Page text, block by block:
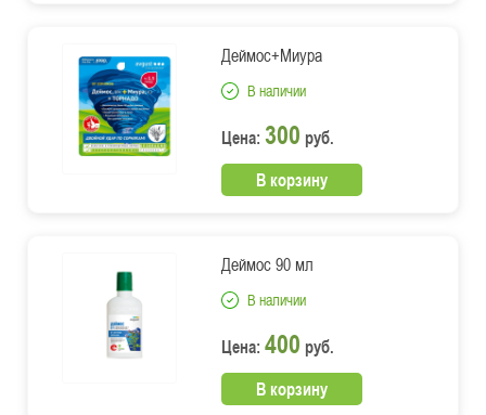
Деймос+Миура
В наличии
Цена: 300 руб.
В корзину
Деймос 90 мл
В наличии
Цена: 400 руб.
В корзину